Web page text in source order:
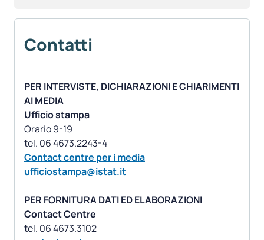
Contatti
PER INTERVISTE, DICHIARAZIONI E CHIARIMENTI
AI MEDIA
Ufficio stampa
Orario 9-19
Contact centre per i media
ufficiostampa@istat.it
PER FORNITURA DATI ED ELABORAZIONI
Contact Centre